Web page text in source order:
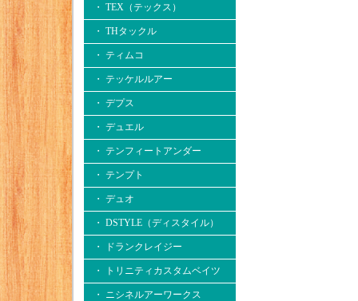
・ TEX（テックス）
・ THタックル
・ ティムコ
・ テッケルルアー
・ デプス
・ デュエル
・ テンフィートアンダー
・ テンプト
・ デュオ
・ DSTYLE（ディスタイル）
・ ドランクレイジー
・ トリニティカスタムベイツ
・ ニシネルアーワークス